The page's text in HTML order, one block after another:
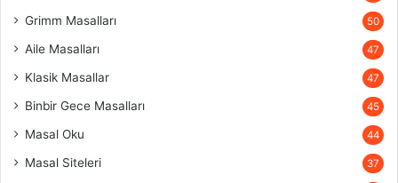
Grimm Masalları 50
Aile Masalları 47
Klasik Masallar 47
Binbir Gece Masalları 45
Masal Oku 44
Masal Siteleri 37